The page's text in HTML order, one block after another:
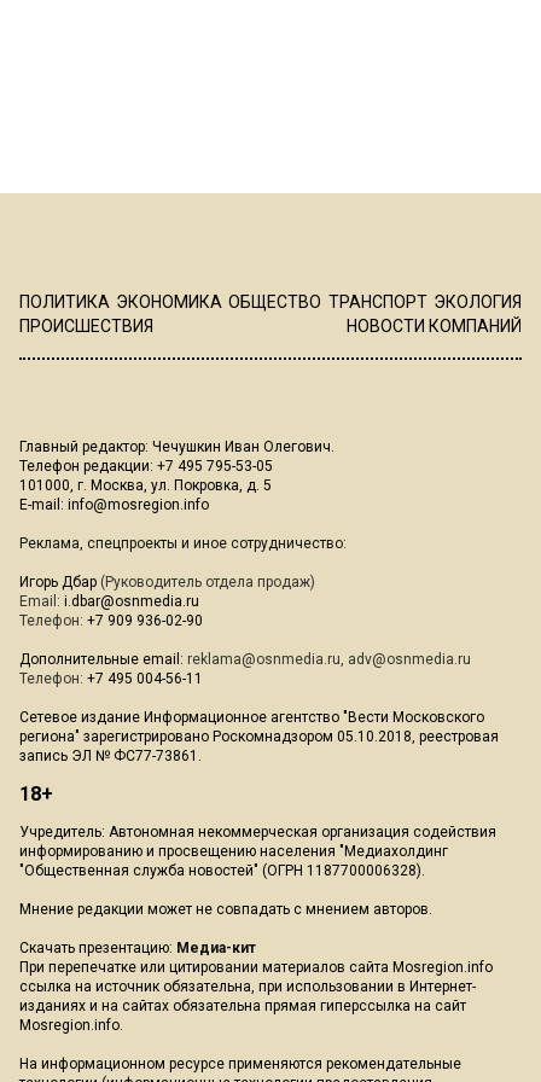
ПОЛИТИКА ЭКОНОМИКА ОБЩЕСТВО ТРАНСПОРТ ЭКОЛОГИЯ
ПРОИСШЕСТВИЯ
НОВОСТИ КОМПАНИЙ
Главный редактор: Чечушкин Иван Олегович.
Телефон редакции: +7 495 795-53-05
101000, г. Москва, ул. Покровка, д. 5
E-mail: info@mosregion.info
Реклама, спецпроекты и иное сотрудничество:
Игорь Дбар (Руководитель отдела продаж)
Email: i.dbar@osnmedia.ru
Телефон: +7 909 936-02-90
Дополнительные email: reklama@osnmedia.ru, adv@osnmedia.ru
Телефон: +7 495 004-56-11
Сетевое издание Информационное агентство "Вести Московского
региона" зарегистрировано Роскомнадзором 05.10.2018, реестровая
запись ЭЛ № ФС77-73861.
18+
Учредитель: Автономная некоммерческая организация содействия
информированию и просвещению населения "Медиахолдинг
"Общественная служба новостей" (ОГРН 1187700006328).
Мнение редакции может не совпадать с мнением авторов.
Скачать презентацию: Медиа-кит
При перепечатке или цитировании материалов сайта Mosregion.info
ссылка на источник обязательна, при использовании в Интернет-
изданиях и на сайтах обязательна прямая гиперссылка на сайт
Mosregion.info.
На информационном ресурсе применяются рекомендательные